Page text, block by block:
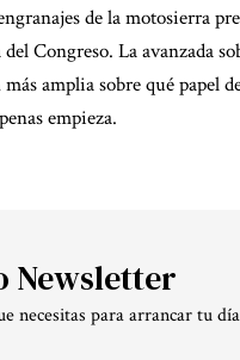
de la motosierra
Congreso. La avanzada
amplia sobre qué papel
empieza.
Newsletter
necesitas para arrancar tu